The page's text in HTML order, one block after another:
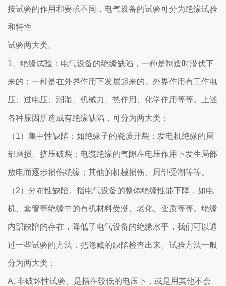
按试验的作用和要求不同，电气设备的试验可分为绝缘试验
和特性
试验两大类。
1、绝缘试验：电气设备的绝缘缺陷，一种是制造时潜伏下
来的；一种是在外界作用下发展起来的。外界作用有工作电
压、过电压、潮湿、机械力、热作用、化学作用等等。上述
各种原因所造成有绝缘缺陷，可分为两大类：
（1）集中性缺陷：如绝缘子的瓷质开裂；发电机绝缘的局
部磨损、挤压破裂；电缆绝缘的气隙在电压作用下发生局部
放电而逐步损伤绝缘；其他的机械损伤、局部受潮等等。
（2）分布性缺陷。指电气设备的整体绝缘性能下降，如电
机、套管等绝缘中的有机材料受潮、老化、变质等等。绝缘
内部缺陷的存在，降低了电气设备的绝缘水平，我们可以通
过一些试验的方法，把隐藏的缺陷检查出来。试验方法一般
分为两大类：
A. 非破坏性试验。是指在较低的电压下，或是用其他不会